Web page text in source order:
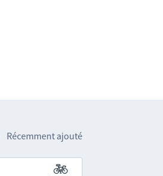
Récemment ajouté